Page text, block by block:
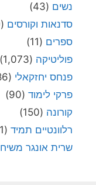
נשים (43)
סדנאות וקורסים (10)
ספרים (11)
פוליטיקה (1,073)
פנחס יחזקאלי (1,986)
פרקי לימוד (90)
קורונה (150)
רלוונטיים תמיד (4,091)
שרית אונגר משיח